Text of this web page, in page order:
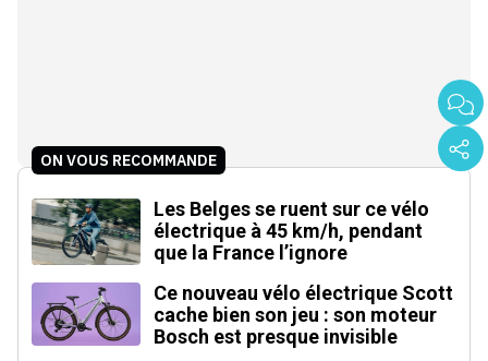
ON VOUS RECOMMANDE
Les Belges se ruent sur ce vélo
électrique à 45 km/h, pendant
que la France l’ignore
Ce nouveau vélo électrique Scott
cache bien son jeu : son moteur
Bosch est presque invisible